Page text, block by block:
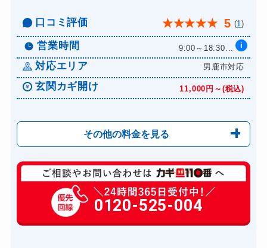
口コミ評価 ★★★★★ 5 (1)
営業時間 9:00～18:30... i
対応エリア 男鹿市対応
玄関カギ開け 11,000円～(税込)
その他の料金を見る
玄関カギ複製 550円(税込)～
玄関カギ開け 11,000円～(税込)
玄関カギ修理 6,600円～(税込)
0120-525-004